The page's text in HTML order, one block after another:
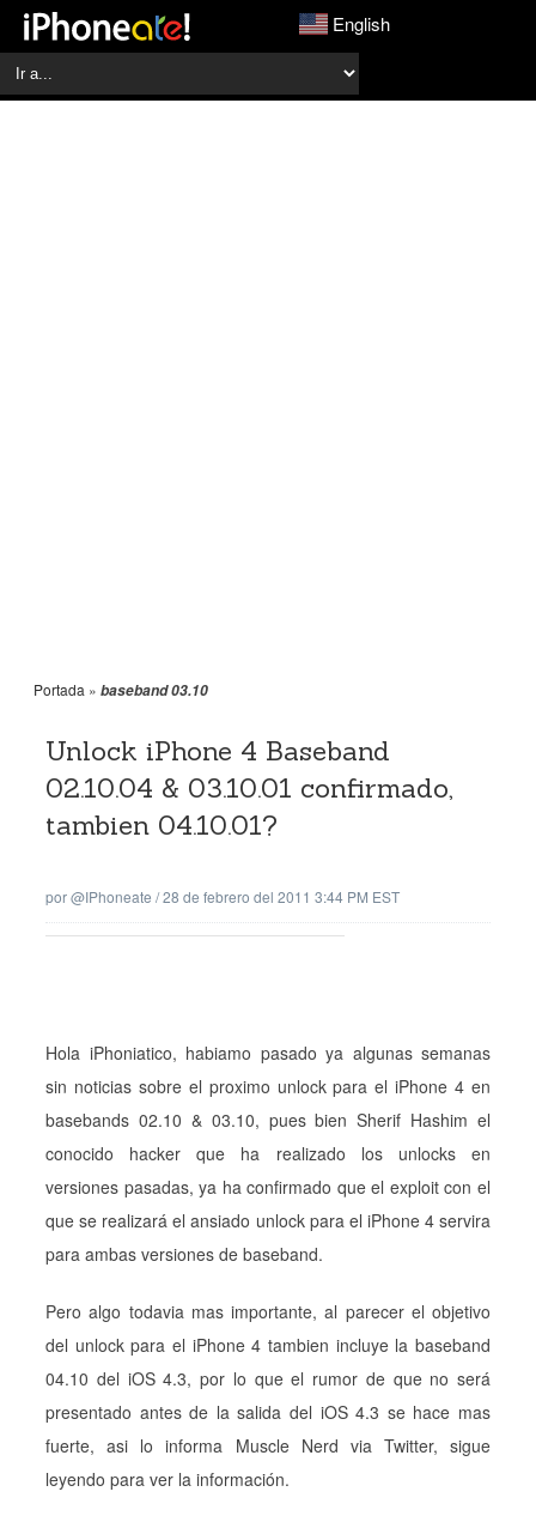
English
Portada » baseband 03.10
Unlock iPhone 4 Baseband
02.10.04 & 03.10.01 confirmado,
tambien 04.10.01?
por@iPhoneate /28 de febrero del 2011 3:44 PM EST
Hola iPhoniatico, habiamo pasado ya algunas semanas
sin noticias sobre el proximo unlock para el iPhone 4 en
basebands 02.10 & 03.10, pues bien Sherif Hashim el
conocido hacker que ha realizado los unlocks en
versiones pasadas, ya ha confirmado que el exploit con el
que se realizará el ansiado unlock para el iPhone 4 servira
para ambas versiones de baseband.
Pero algo todavia mas importante, al parecer el objetivo
del unlock para el iPhone 4 tambien incluye la baseband
04.10 del iOS 4.3, por lo que el rumor de que no será
presentado antes de la salida del iOS 4.3 se hace mas
fuerte, asi lo informa Muscle Nerd via Twitter, sigue
leyendo para ver la información.